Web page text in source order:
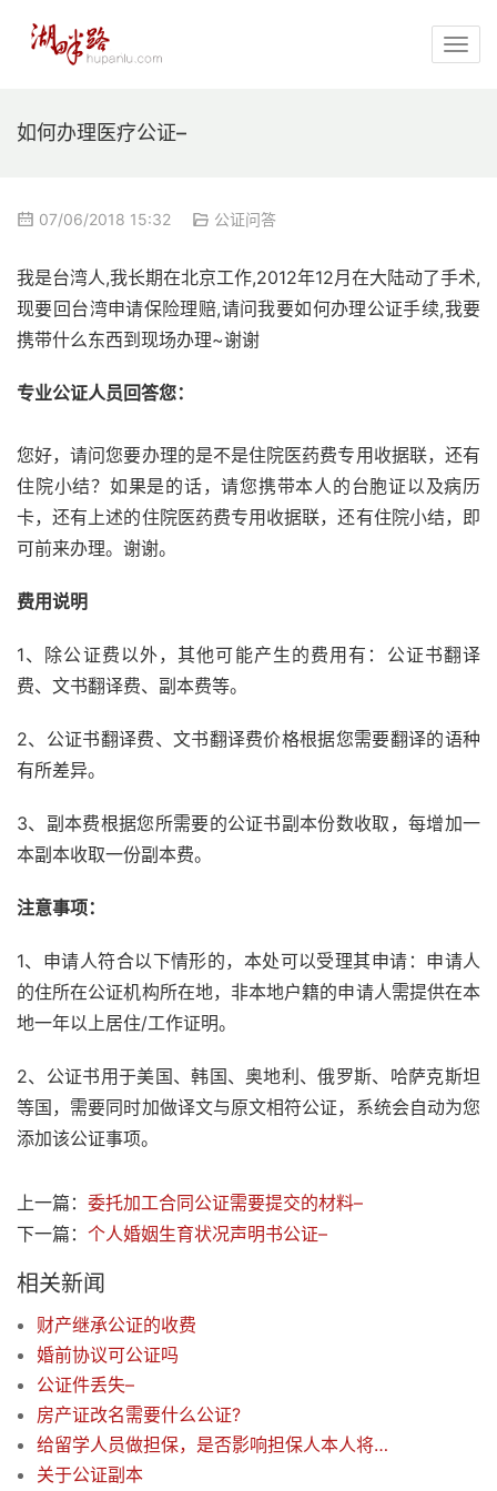
如何办理医疗公证–
07/06/2018 15:32 公证问答
我是台湾人,我长期在北京工作,2012年12月在大陆动了手术,
现要回台湾申请保险理赔,请问我要如何办理公证手续,我要
携带什么东西到现场办理~谢谢
专业公证人员回答您：
您好，请问您要办理的是不是住院医药费专用收据联，还有
住院小结？如果是的话，请您携带本人的台胞证以及病历
卡，还有上述的住院医药费专用收据联，还有住院小结，即
可前来办理。谢谢。
费用说明
1、除公证费以外，其他可能产生的费用有：公证书翻译
费、文书翻译费、副本费等。
2、公证书翻译费、文书翻译费价格根据您需要翻译的语种
有所差异。
3、副本费根据您所需要的公证书副本份数收取，每增加一
本副本收取一份副本费。
注意事项：
1、申请人符合以下情形的，本处可以受理其申请：申请人
的住所在公证机构所在地，非本地户籍的申请人需提供在本
地一年以上居住/工作证明。
2、公证书用于美国、韩国、奥地利、俄罗斯、哈萨克斯坦
等国，需要同时加做译文与原文相符公证，系统会自动为您
添加该公证事项。
上一篇： 委托加工合同公证需要提交的材料–
下一篇： 个人婚姻生育状况声明书公证–
相关新闻
财产继承公证的收费
婚前协议可公证吗
公证件丢失–
房产证改名需要什么公证?
给留学人员做担保，是否影响担保人本人将来出国–
关于公证副本